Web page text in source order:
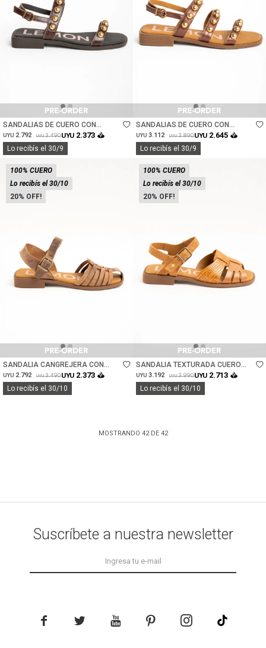
Talle
SANDALIAS DE CUERO CON
TACHAS - CHOCOLATE
UYU 2.792 UYU 3.490UYU 2.373
Lo recibís el 30/9
Talle
SANDALIAS DE CUERO CON
TACHAS - BURDEOS
UYU 3.112 UYU 3.890UYU 2.645
Lo recibís el 30/9
20
100% CUERO
Lo recibís el 30/10
Talle
SANDALIA CANGREJERA CON
TOBILLERA - CHOCOLATE
UYU 2.792 UYU 3.490UYU 2.373
Lo recibís el 30/10
20
100% CUERO
Lo recibís el 30/10
Talle
SANDALIA TEXTURADA CUERO
COMBINADO - CARAMELO
UYU 3.192 UYU 3.990UYU 2.713
Lo recibís el 30/10
MOSTRANDO 42DE 42
Suscríbete a nuestra newsletter
    